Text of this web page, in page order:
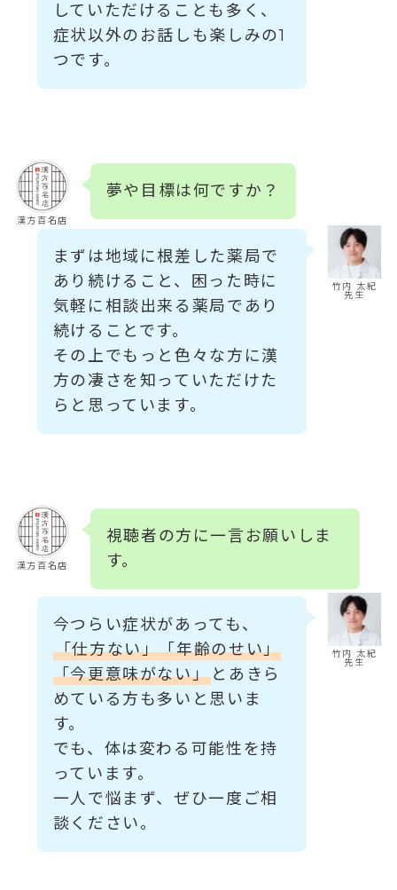
していただけることも多く、
症状以外のお話しも楽しみの1
つです。
漢方百名店
夢や目標は何ですか？
竹内 太紀
先生
まずは地域に根差した薬局で
あり続けること、困った時に
気軽に相談出来る薬局であり
続けることです。
その上でもっと色々な方に漢
方の凄さを知っていただけた
らと思っています。
漢方百名店
視聴者の方に一言お願いしま
す。
竹内 太紀
先生
今つらい症状があっても、
「仕方ない」「年齢のせい」
「今更意味がない」 とあきら
めている方も多いと思いま
す。
でも、体は変わる可能性を持
っています。
一人で悩まず、ぜひ一度ご相
談ください。